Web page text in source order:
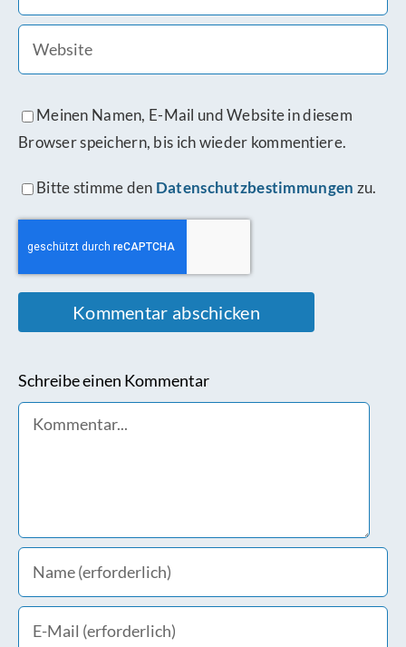
Meinen Namen, E-Mail und Website in diesem
Browser speichern, bis ich wieder kommentiere.
Bitte stimme den Datenschutzbestimmungen zu.
Schreibe einen Kommentar
Comment